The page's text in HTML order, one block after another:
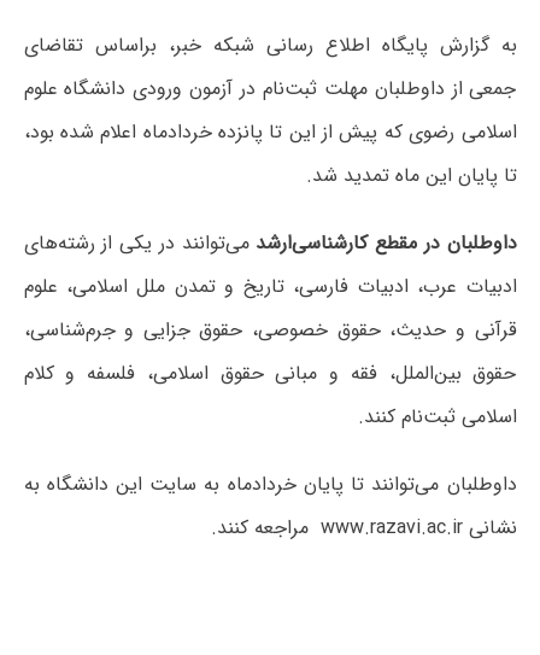
به گزارش پایگاه اطلاع رسانی شبکه خبر، براساس تقاضای
جمعی از داوطلبان مهلت ثبت‌نام در آزمون ورودی دانشگاه علوم
اسلامی رضوی که پیش از این تا پانزده خردادماه اعلام شده بود،
تا پایان این ماه تمدید شد.
داوطلبان در مقطع کارشناسی‌ارشد می‌توانند در یکی از رشته‌های
ادبیات عرب، ادبیات فارسی، تاریخ و تمدن ملل اسلامی، علوم
قرآنی و حدیث، حقوق خصوصی، حقوق جزایی و جرم‌شناسی،
حقوق بین‌الملل، فقه و مبانی حقوق اسلامی، فلسفه و کلام
اسلامی ثبت‌نام کنند.
داوطلبان می‌توانند تا پایان خردادماه به سایت این دانشگاه به
نشانی www.razavi.ac.ir مراجعه کنند.